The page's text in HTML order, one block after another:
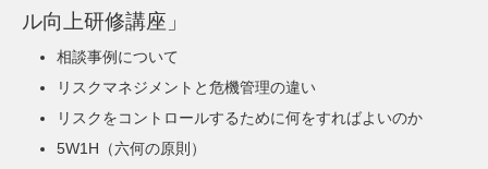
ル向上研修講座」
相談事例について
リスクマネジメントと危機管理の違い
リスクをコントロールするために何をすればよいのか
5W1H（六何の原則）